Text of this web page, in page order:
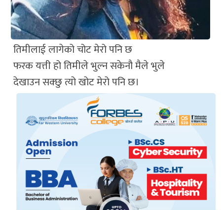
तिमीलाई लागेको चोट मेरो पनि छ
फरक यत्ती हो तिमीले भुल्न सकेनौ मैले भुले
देखाउन सक्छु त्यो खोट मेरो पनि छ।